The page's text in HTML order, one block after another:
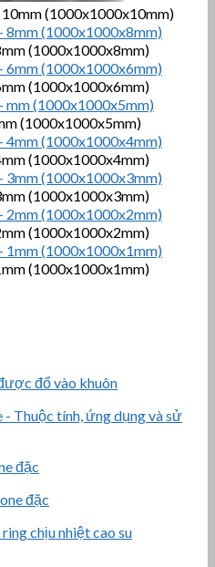
(1000x1000x10mm)
(1000x1000x8mm)
(1000x1000x6mm)
(1000x1000x5mm)
(1000x1000x4mm)
(1000x1000x3mm)
(1000x1000x2mm)
(1000x1000x1mm)
- Thuộc tính, ứng dụng và sử
đặc